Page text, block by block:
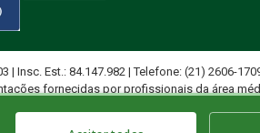
| Insc. Est.: 84.147.982 | Telefone: (21) 2606-
fornecidas por profissionais da área